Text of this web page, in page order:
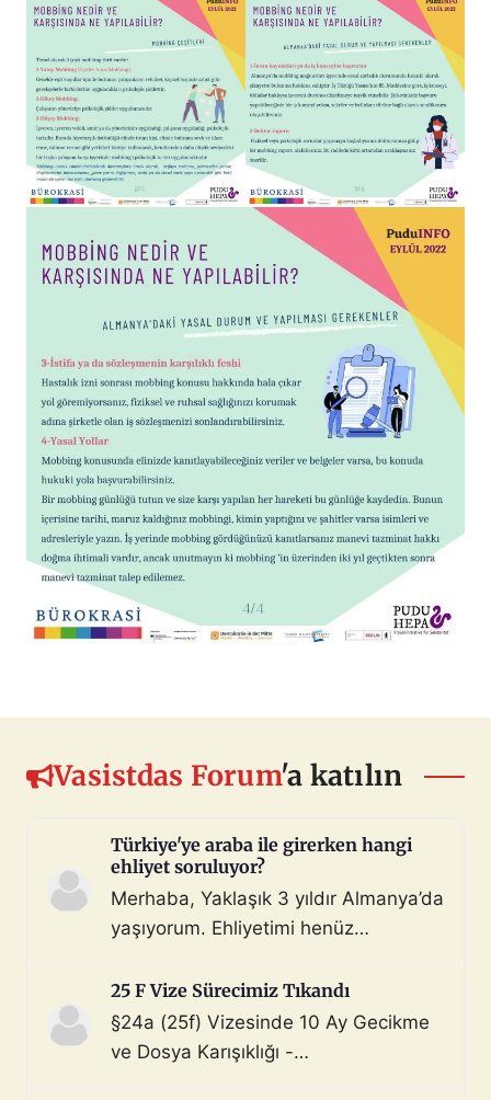
Vasistdas Forum'a katılın
Türkiye'ye araba ile girerken hangi
ehliyet soruluyor?
Merhaba, Yaklaşık 3 yıldır Almanya’da
yaşıyorum. Ehliyetimi henüz
çoktan halletmem gerekiyordu ama
maalesef yapmadım). Diyelim ki bir
araç satın aldım ve gerekli tüm
25 F Vize Sürecimiz Tıkandı
§24a (25f) Vizesinde 10 Ay Gecikme
ve Dosya Karışıklığı -